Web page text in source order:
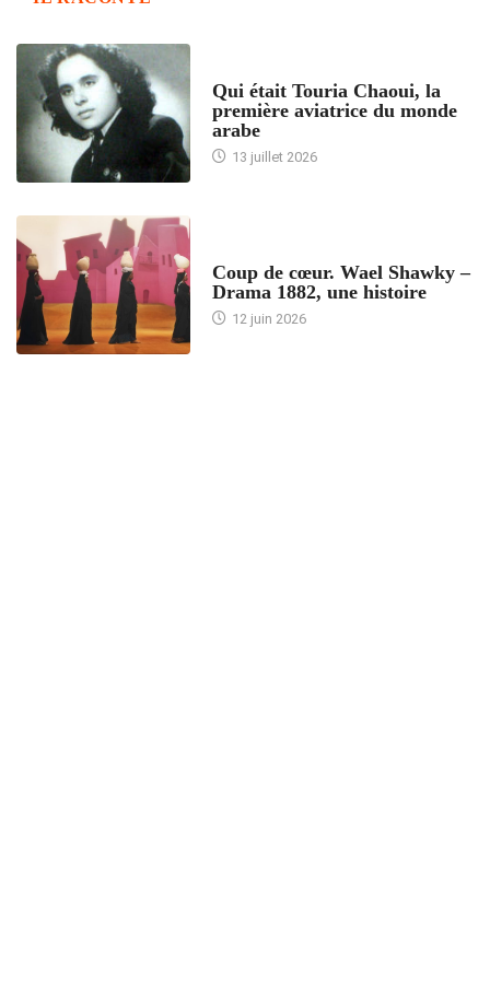
Qui était Touria Chaoui, la
première aviatrice du monde
arabe
13 juillet 2026
Coup de cœur. Wael Shawky –
Drama 1882, une histoire
12 juin 2026